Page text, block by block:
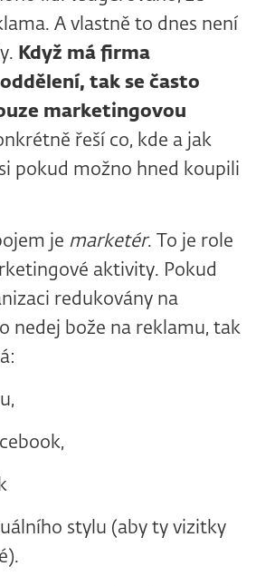
A vlastně to dnes není
Když má firma
tak se často
marketingovou
řeší co, kde a jak
pokud možno hned koupili
je marketér. To je role
aktivity. Pokud
redukovány na
nedej bože na reklamu, tak
stylu (aby ty vizitky